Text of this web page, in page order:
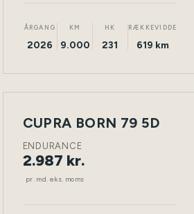
ÅRGANG
2026
KM
9.000
HK
231
RÆKKEVIDDE
619 km
LEASING
NY
ELEKTRISK TØNDER
CUPRA BORN 79 5D
ENDURANCE
2.987 kr.
pr. md. eks. moms